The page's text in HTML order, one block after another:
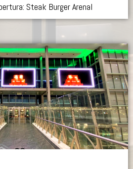
Steak Burger Arenal